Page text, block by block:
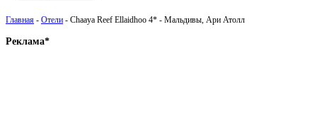
Главная - Отели - Chaaya Reef Ellaidhoo 4* - Мальдивы, Ари Атолл
Реклама*